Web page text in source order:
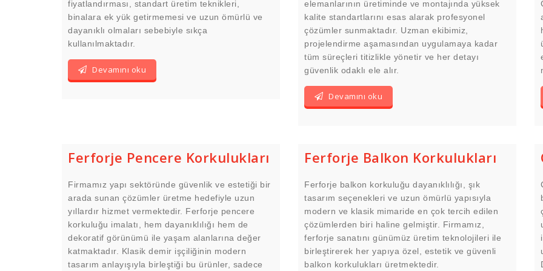
fiyatlandırması, standart üretim teknikleri,
binalara ek yük getirmemesi ve uzun ömürlü ve
dayanıklı olmaları sebebiyle sıkça
kullanılmaktadır.
Devamını oku
elemanlarının üretiminde ve montajında yüksek
kalite standartlarını esas alarak profesyonel
çözümler sunmaktadır. Uzman ekibimiz,
projelendirme aşamasından uygulamaya kadar
tüm süreçleri titizlikle yönetir ve her detayı
güvenlik odaklı ele alır.
Devamını oku
Ferforje Pencere Korkulukları
Firmamız yapı sektöründe güvenlik ve estetiği bir
arada sunan çözümler üretme hedefiyle uzun
yıllardır hizmet vermektedir. Ferforje pencere
korkuluğu imalatı, hem dayanıklılığı hem de
dekoratif görünümü ile yaşam alanlarına değer
katmaktadır. Klasik demir işçiliğinin modern
tasarım anlayışıyla birleştiği bu ürünler, sadece
Ferforje Balkon Korkulukları
Ferforje balkon korkuluğu dayanıklılığı, şık
tasarım seçenekleri ve uzun ömürlü yapısıyla
modern ve klasik mimaride en çok tercih edilen
çözümlerden biri haline gelmiştir. Firmamız,
ferforje sanatını günümüz üretim teknolojileri ile
birleştirerek her yapıya özel, estetik ve güvenli
balkon korkulukları üretmektedir.